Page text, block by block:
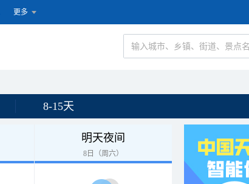
更多
8-15天
明天夜间
8日（周六）